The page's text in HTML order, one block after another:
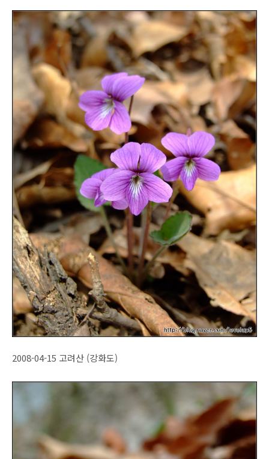
2008-04-15 고려산 (강화도)